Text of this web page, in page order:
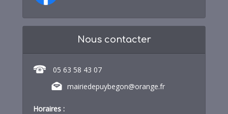
Nous contacter
05 63 58 43 07
mairiedepuybegon@orange.fr
Horaires :